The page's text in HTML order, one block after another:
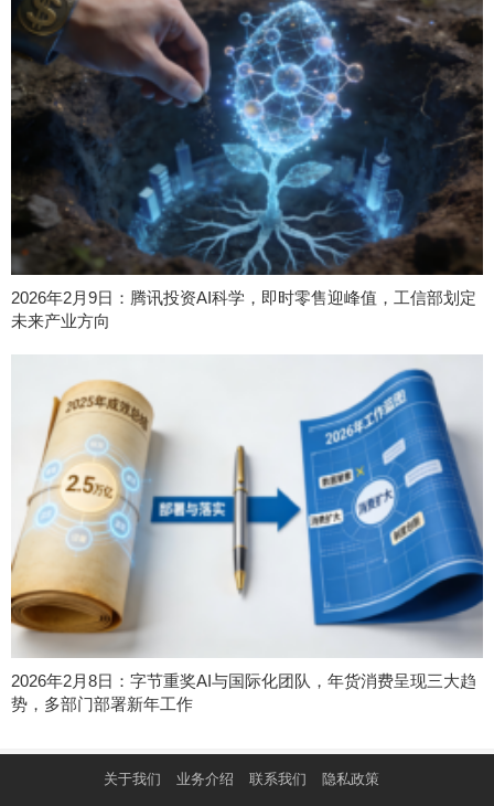
2026年2月9日：腾讯投资AI科学，即时零售迎峰值，工信部划定
未来产业方向
2026年2月8日：字节重奖AI与国际化团队，年货消费呈现三大趋
势，多部门部署新年工作
关于我们 业务介绍 联系我们 隐私政策